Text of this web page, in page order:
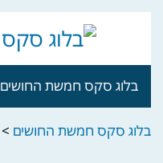
בלוג סקס חמשת החושים
בלוג סקס חמשת החושים >